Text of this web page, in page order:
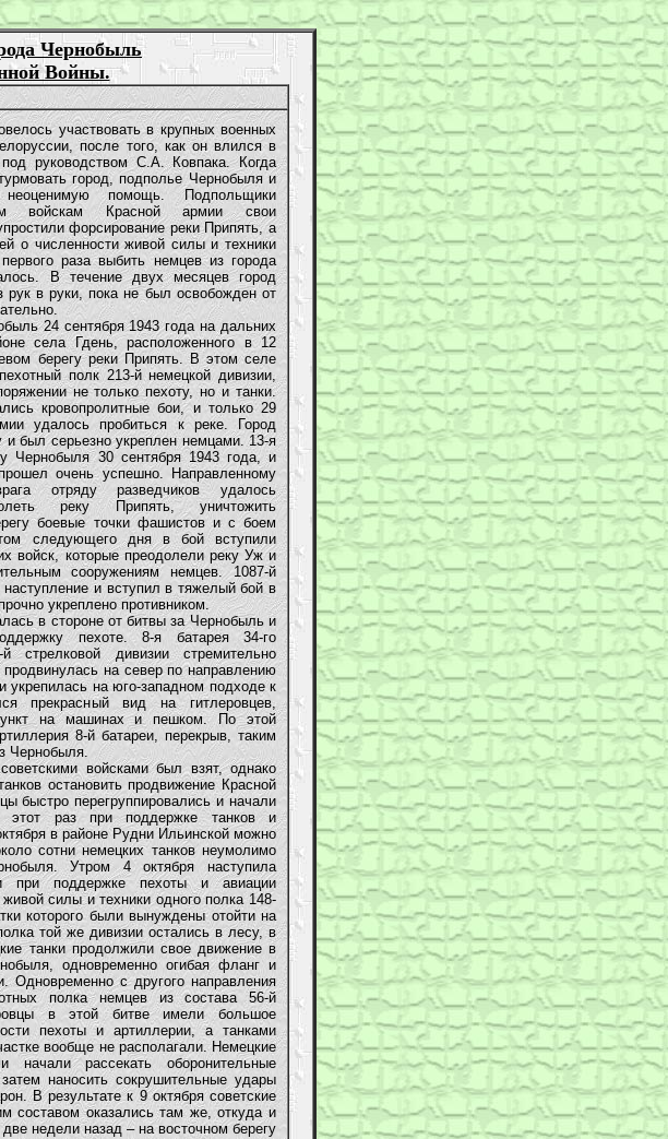
Чернобыль
Войны.
участвовать в крупных военных
после того, как он влился в
под руководством С.А. Ковпака. Когда
город, подполье Чернобыля и
помощь. Подпольщики
войскам Красной армии свои
форсирование реки Припять, а
о численности живой силы и техники
раза выбить немцев из города
В течение двух месяцев город
рук в руки, пока не был освобожден от
24 сентября 1943 года на дальних
села Гдень, расположенного в 12
берегу реки Припять. В этом селе
полк 213-й немецкой дивизии,
не только пехоту, но и танки.
кровопролитные бои, и только 29
удалось пробиться к реке. Город
и был серьезно укреплен немцами. 13-я
Чернобыля 30 сентября 1943 года, и
очень успешно. Направленному
отряду разведчиков удалось
реку Припять, уничтожить
боевые точки фашистов и с боем
следующего дня в бой вступили
войск, которые преодолели реку Уж и
сооружениям немцев. 1087-й
и вступил в тяжелый бой в
укреплено противником.
в стороне от битвы за Чернобыль и
пехоте. 8-я батарея 34-го
стрелковой дивизии стремительно
на север по направлению
укрепилась на юго-западном подходе к
прекрасный вид на гитлеровцев,
на машинах и пешком. По этой
8-й батареи, перекрыв, таким
Чернобыля.
войсками был взят, однако
остановить продвижение Красной
быстро перегруппировались и начали
раз при поддержке танков и
в районе Рудни Ильинской можно
сотни немецких танков неумолимо
Утром 4 октября наступила
при поддержке пехоты и авиации
силы и техники одного полка 148-
которого были вынуждены отойти на
той же дивизии остались в лесу, в
танки продолжили свое движение в
одновременно огибая фланг и
Одновременно с другого направления
полка немцев из состава 56-й
в этой битве имели большое
пехоты и артиллерии, а танками
вообще не располагали. Немецкие
начали рассекать оборонительные
наносить сокрушительные удары
В результате к 9 октября советские
составом оказались там же, откуда и
недели назад – на восточном берегу